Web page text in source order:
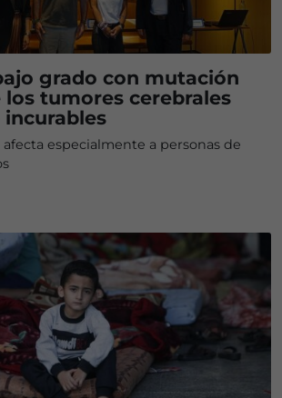
grado con mutación
los tumores cerebrales
incurables
especialmente a personas de